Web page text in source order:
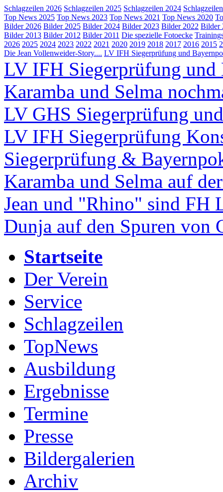
Schlagzeilen 2026 Schlagzeilen 2025 Schlagzeilen 2024
Top News 2025 Top News 2023 Top News 2021 Top News 2020
Bilder 2026 Bilder 2025 Bilder 2024 Bilder 2023 Bilder 2022 Bilder
Bilder 2013 Bilder 2012 Bilder 2011 Die spezielle Fotoecke
2026 2025 2024 2023 2022 2021 2020 2019 2018 2017 2016 2015
Die Jean Vollenweider-Story.... LV IFH Siegerprüfung und
LV IFH Siegerprüfung
Karamba und Selma
LV GHS Siegerprüfung
LV IFH Siegerprüfung
Siegerprüfung &
Karamba und Selma auf
Jean und "Rhino" sind FH
Dunja auf den Spuren von
Startseite
Der Verein
Service
Schlagzeilen
TopNews
Ausbildung
Ergebnisse
Termine
Presse
Bildergalerien
Archiv